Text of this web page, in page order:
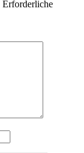
Erforderliche